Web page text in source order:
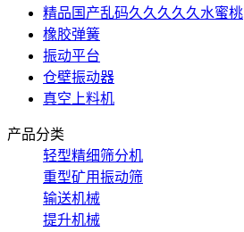
精品国产乱码久久久久久水蜜桃
橡胶弹簧
振动平台
仓壁振动器
真空上料机
产品分类
轻型精细筛分机
重型矿用振动筛
输送机械
提升机械